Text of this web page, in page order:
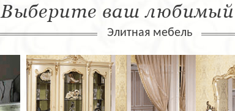
Выберите ваш
Элитная мебель